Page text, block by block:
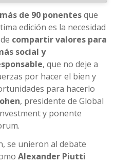
más de 90 ponentesque
edición es la necesidad
compartir valores para
social y
, que no deje a
por hacer el bien y
para hacerlo
, presidente de Global
y ponente
se unieron al debate
Alexander Piutti